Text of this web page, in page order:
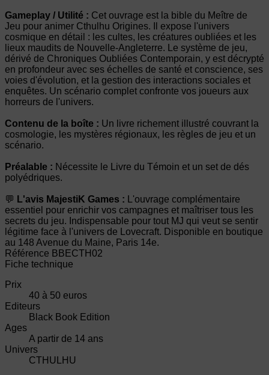
Gameplay / Utilité : Cet ouvrage est la bible du Meître de
Jeu pour animer Cthulhu Origines. Il expose l'univers
cosmique en détail : les cultes, les créatures oubliées et les
lieux maudits de Nouvelle-Angleterre. Le système de jeu,
dérivé de Chroniques Oubliées Contemporain, y est décrypté
en profondeur avec ses échelles de santé et conscience, ses
voies d'évolution, et la gestion des interactions sociales et
enquêtes. Un scénario complet confronte vos joueurs aux
horreurs de l'univers.
Contenu de la boîte : Un livre richement illustré couvrant la
cosmologie, les mystères régionaux, les règles de jeu et un
scénario.
Préalable : Nécessite le Livre du Témoin et un set de dés
polyédriques.
💬 L'avis MajestiK Games : L'ouvrage complémentaire
essentiel pour enrichir vos campagnes et maîtriser tous les
secrets du jeu. Indispensable pour tout MJ qui veut se sentir
légitime face à l'univers de Lovecraft. Disponible en boutique
au 148 Avenue du Maine, Paris 14e.
Référence BBECTH02
Fiche technique
Prix
40 à 50 euros
Editeurs
Black Book Edition
Ages
A partir de 14 ans
Univers
CTHULHU